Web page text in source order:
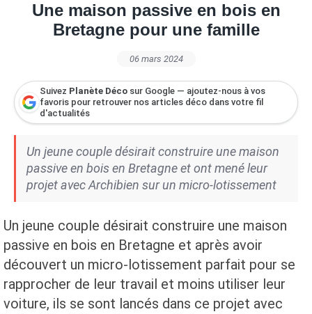
Une maison passive en bois en
Bretagne pour une famille
06 mars 2024
Suivez Planète Déco sur Google — ajoutez-nous à vos
favoris pour retrouver nos articles déco dans votre fil
d'actualités
Un jeune couple désirait construire une maison
passive en bois en Bretagne et ont mené leur
projet avec Archibien sur un micro-lotissement
Un jeune couple désirait construire une maison
passive en bois en Bretagne et après avoir
découvert un micro-lotissement parfait pour se
rapprocher de leur travail et moins utiliser leur
voiture, ils se sont lancés dans ce projet avec